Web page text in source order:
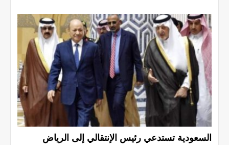
السعودية تستدعي رئيس الإنتقالي إلى الرياض